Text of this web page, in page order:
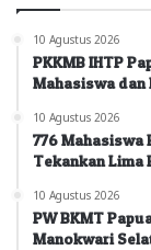
10 Agustus 2026
PKKMB IHTP
Mahasiswa
10 Agustus 2026
776 Mahasiswa
Tekankan Lima
10 Agustus 2026
PW BKMT
Manokwari